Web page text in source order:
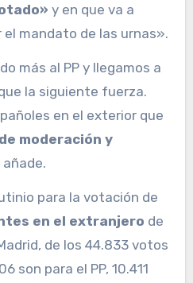
y en que va a
mandato de las urnas».
más al PP y llegamos a
la siguiente fuerza.
en el exterior que
moderación y
añade.
para la votación de
en el extranjero de
de los 44.833 votos
son para el PP, 10.411